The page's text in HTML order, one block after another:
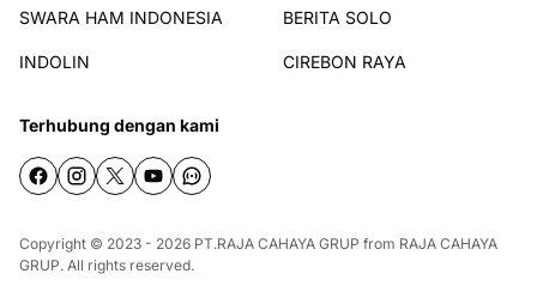
SWARA HAM INDONESIA BERITA SOLO
INDOLIN CIREBON RAYA
Terhubung dengan kami
Copyright © 2023 - 2026 PT.RAJA CAHAYA GRUP from RAJA CAHAYA
GRUP. All rights reserved.